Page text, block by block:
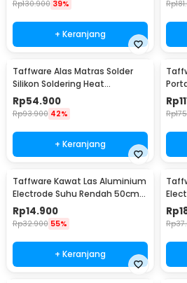
Rp130.900 39%
+ Keranjang
Rp
Taffware Alas Matras Solder
Silikon Soldering Heat
Resistant 450x300mm - S-160
Rp54.900
Rp93.900 42%
+ Keranjang
Rp
Rp
Taffware Kawat Las Aluminium
Electrode Suhu Rendah 50cm
20 PCS 1.6mm - M127271
Rp14.900
Rp32.900 55%
+ Keranjang
20
Rp
Rp